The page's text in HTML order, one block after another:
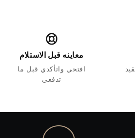
معاينه قبل الاستلام
افتحي واتأكدي قبل ما
تدفعي